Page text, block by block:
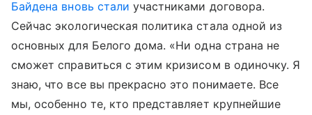
Байдена вновь стали участниками договора.
Сейчас экологическая политика стала одной из
основных для Белого дома. «Ни одна страна не
сможет справиться с этим кризисом в одиночку. Я
знаю, что все вы прекрасно это понимаете. Все
мы, особенно те, кто представляет крупнейшие